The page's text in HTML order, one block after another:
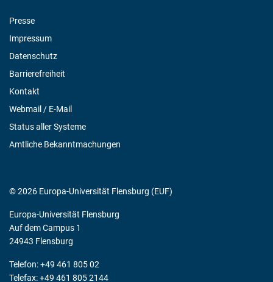
Presse
Impressum
Datenschutz
Barrierefreiheit
Kontakt
Webmail / E-Mail
Status aller Systeme
Amtliche Bekanntmachungen
© 2026 Europa-Universität Flensburg (EUF)
Europa-Universität Flensburg
Auf dem Campus 1
24943 Flensburg
Telefon: +49 461 805 02
Telefax: +49 461 805 2144